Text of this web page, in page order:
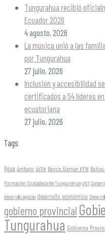
Tungurahua recibió
Ecuador 2026
4 agosto, 2026
La música unió a las
por Tungurahua
27 julio, 2026
Inclusión y accesibilidad
certificados a 54 líderes
ecuatoriana
27 julio, 2026
Tags
Agua Ambato arte Banco Alemán KFW Baños
Formación Ciudadana de Tungurahua cfct
desarrollo agrícola desarrollo económico
gobierno provincial
Tungurahua Gobierno